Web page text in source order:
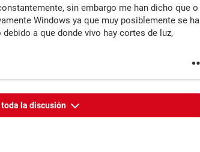
sin embargo me han dicho que o
Windows ya que muy posiblemente se ha
a que donde vivo hay cortes de luz,
la discusión